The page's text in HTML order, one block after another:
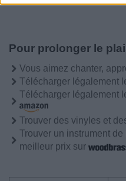
Pour prolonger le
Vous aimez chanter,
Télécharger légalement
Télécharger légalement
Trouver des vinyles et
Trouver un instrument
meilleur prix sur